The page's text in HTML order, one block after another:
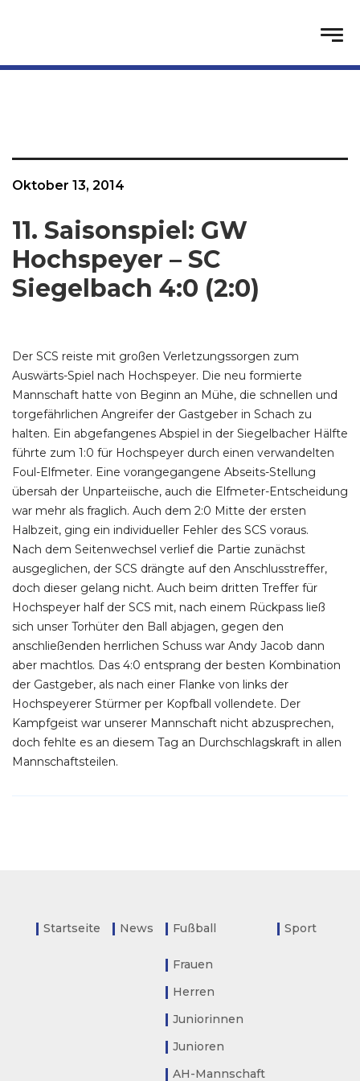
Oktober 13, 2014
11. Saisonspiel: GW
Hochspeyer – SC
Siegelbach 4:0 (2:0)
Der SCS reiste mit großen Verletzungssorgen zum
Auswärts-Spiel nach Hochspeyer. Die neu formierte
Mannschaft hatte von Beginn an Mühe, die schnellen und
torgefährlichen Angreifer der Gastgeber in Schach zu
halten. Ein abgefangenes Abspiel in der Siegelbacher Hälfte
führte zum 1:0 für Hochspeyer durch einen verwandelten
Foul-Elfmeter. Eine vorangegangene Abseits-Stellung
übersah der Unparteiische, auch die Elfmeter-Entscheidung
war mehr als fraglich. Auch dem 2:0 Mitte der ersten
Halbzeit, ging ein individueller Fehler des SCS voraus.
Nach dem Seitenwechsel verlief die Partie zunächst
ausgeglichen, der SCS drängte auf den Anschlusstreffer,
doch dieser gelang nicht. Auch beim dritten Treffer für
Hochspeyer half der SCS mit, nach einem Rückpass ließ
sich unser Torhüter den Ball abjagen, gegen den
anschließenden herrlichen Schuss war Andy Jacob dann
aber machtlos. Das 4:0 entsprang der besten Kombination
der Gastgeber, als nach einer Flanke von links der
Hochspeyerer Stürmer per Kopfball vollendete. Der
Kampfgeist war unserer Mannschaft nicht abzusprechen,
doch fehlte es an diesem Tag an Durchschlagskraft in allen
Mannschaftsteilen.
Startseite News Fußball
Frauen
Herren
Juniorinnen
Junioren
AH-Mannschaft
Sport